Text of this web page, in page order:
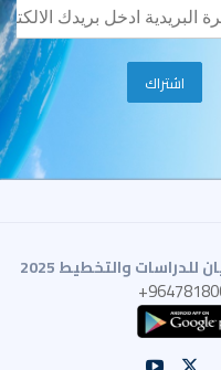
والتخطيط 2025